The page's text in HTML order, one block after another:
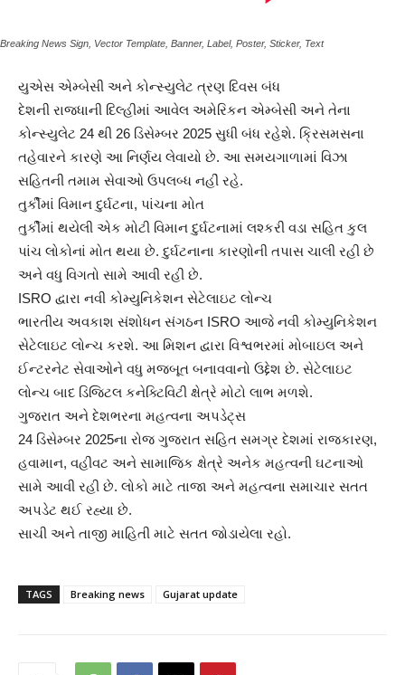
Breaking News Sign, Vector Template, Banner, Label, Poster, Sticker, Text
યુએસ એમ્બેસી અને કોન્સ્યુલેટ ત્રણ દિવસ બંધ
દેશની રાજધાની દિલ્હીમાં આવેલ અમેરિકન એમ્બેસી અને તેના
કોન્સ્યુલેટ 24 થી 26 ડિસેમ્બર 2025 સુધી બંધ રહેશે. ક્રિસમસના
તહેવારને કારણે આ નિર્ણય લેવાયો છે. આ સમયગાળામાં વિઝા
સહિતની તમામ સેવાઓ ઉપલબ્ધ નહીં રહે.
તુર્કીમાં વિમાન દુર્ઘટના, પાંચના મોત
તુર્કીમાં થયેલી એક મોટી વિમાન દુર્ઘટનામાં લશ્કરી વડા સહિત કુલ
પાંચ લોકોનાં મોત થયા છે. દુર્ઘટનાના કારણોની તપાસ ચાલી રહી છે
અને વધુ વિગતો સામે આવી રહી છે.
ISRO દ્વારા નવી કોમ્યુનિકેશન સેટેલાઇટ લોન્ચ
ભારતીય અવકાશ સંશોધન સંગઠન ISRO આજે નવી કોમ્યુનિકેશન
સેટેલાઇટ લોન્ચ કરશે. આ મિશન દ્વારા વિશ્વભરમાં મોબાઇલ અને
ઈન્ટરનેટ સેવાઓને વધુ મજબૂત બનાવવાનો ઉદ્દેશ છે. સેટેલાઇટ
લોન્ચ બાદ ડિજિટલ કનેક્ટિવિટી ક્ષેત્રે મોટો લાભ મળશે.
ગુજરાત અને દેશભરના મહત્વના અપડેટ્સ
24 ડિસેમ્બર 2025ના રોજ ગુજરાત સહિત સમગ્ર દેશમાં રાજકારણ,
હવામાન, વહીવટ અને સામાજિક ક્ષેત્રે અનેક મહત્વની ઘટનાઓ
સામે આવી રહી છે. લોકો માટે તાજા અને મહત્વના સમાચાર સતત
અપડેટ થઈ રહ્યા છે.
સાચી અને તાજી માહિતી માટે સતત જોડાયેલા રહો.
TAGS Breaking news Gujarat update